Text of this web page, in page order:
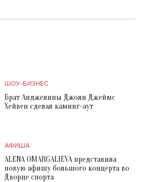
ШОУ-БИЗНЕС
Брат Анджелины Джоли Джеймс
Хейвен сделал каминг-аут
АФИША
ALENA OMARGALIEVA представила
новую афишу большого концерта во
Дворце спорта